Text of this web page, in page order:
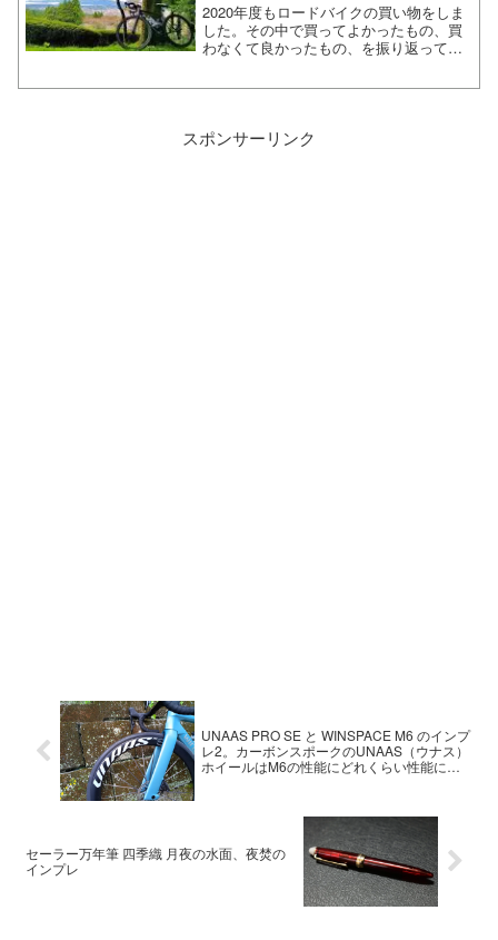
2020年度もロードバイクの買い物をしま
した。その中で買ってよかったもの、買
わなくて良かったもの、を振り返ってみ
ロードバイクパーツBEST５1位から書い
スポンサーリンク
UNAAS PRO SE と WINSPACE M6 のインプ
レ2。カーボンスポークのUNAAS（ウナス）
ホイールはM6の性能にどれくらい性能に影
セーラー万年筆 四季織 月夜の水面、夜焚の
インプレ